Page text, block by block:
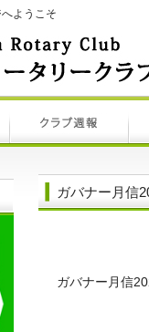
ようこそ
ガバナー月信
ガバナー月信